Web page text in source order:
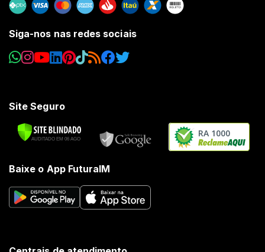
Siga-nos nas redes sociais
Site Seguro
RA 1000
Baixe o App FuturaIM